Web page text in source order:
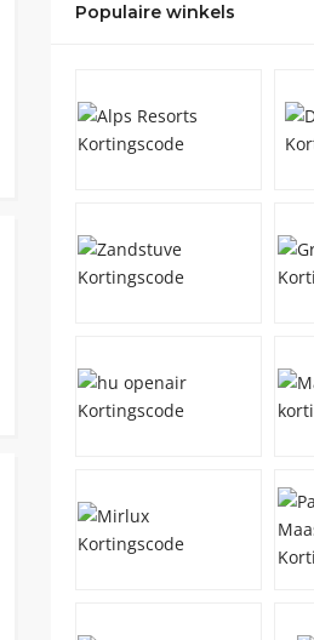
Populaire winkels